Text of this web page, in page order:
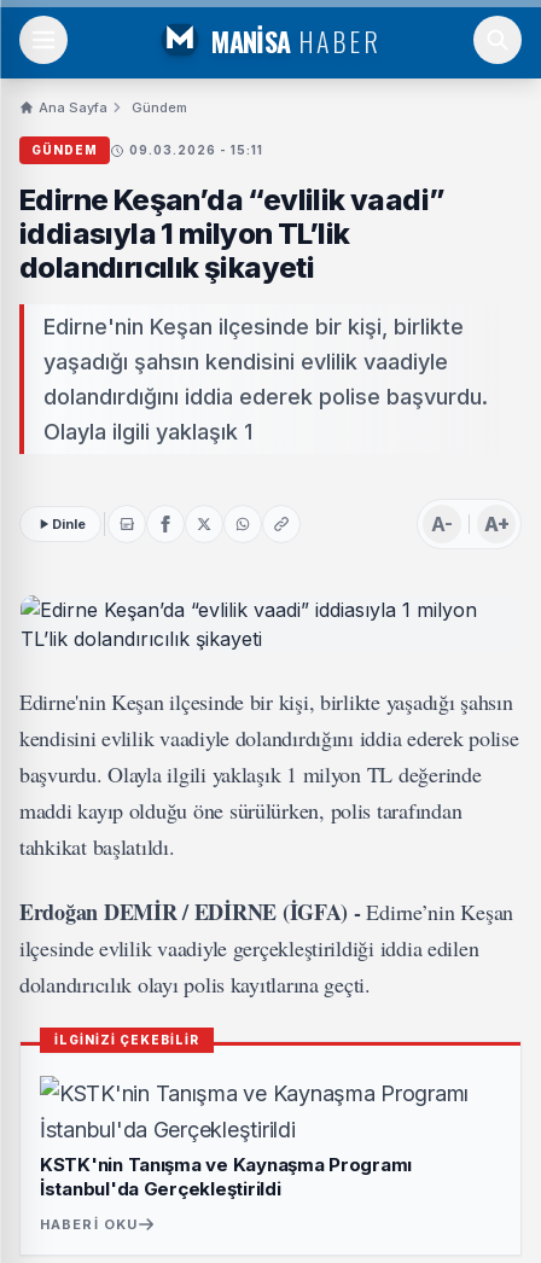
MANİSA HABER
Ana Sayfa Gündem
GÜNDEM 09.03.2026 - 15:11
Edirne Keşan’da “evlilik vaadi”
iddiasıyla 1 milyon TL’lik
dolandırıcılık şikayeti
Edirne'nin Keşan ilçesinde bir kişi, birlikte
yaşadığı şahsın kendisini evlilik vaadiyle
dolandırdığını iddia ederek polise başvurdu.
Olayla ilgili yaklaşık 1
Dinle A- A+
Edirne'nin Keşan ilçesinde bir kişi, birlikte yaşadığı şahsın
kendisini evlilik vaadiyle dolandırdığını iddia ederek polise
başvurdu. Olayla ilgili yaklaşık 1 milyon TL değerinde
maddi kayıp olduğu öne sürülürken, polis tarafından
tahkikat başlatıldı.
Erdoğan DEMİR / EDİRNE (İGFA) -Edirne’nin Keşan
ilçesinde evlilik vaadiyle gerçekleştirildiği iddia edilen
dolandırıcılık olayı polis kayıtlarına geçti.
İLGİNİZİ ÇEKEBİLİR
KSTK'nin Tanışma ve Kaynaşma Programı
İstanbul'da Gerçekleştirildi
HABERI OKU